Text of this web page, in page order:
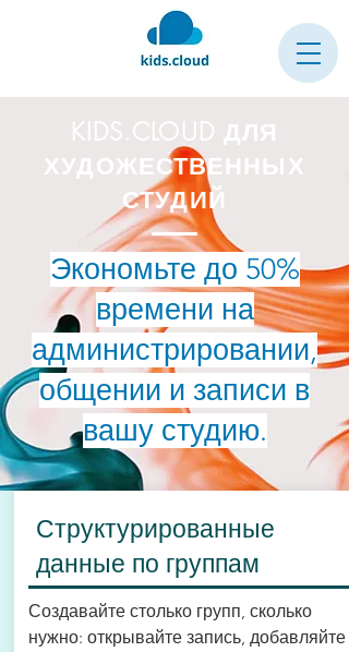
KIDS.CLOUD ДЛЯ
ХУДОЖЕСТВЕННЫХ
СТУДИЙ
Экономьте до 50%
времени на
администрировании,
общении и записи в
вашу студию.
Структурированные
данные по группам
Создавайте столько групп, сколько
нужно: открывайте запись, добавляйте